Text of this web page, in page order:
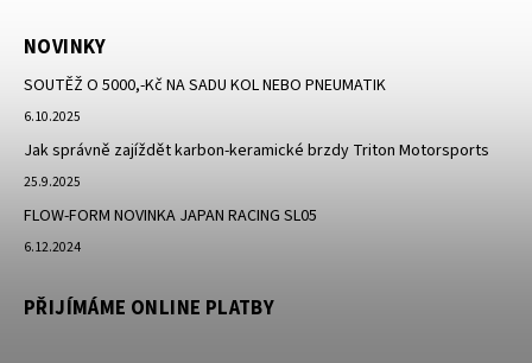
NOVINKY
SOUTĚŽ O 5000,-Kč NA SADU KOL NEBO PNEUMATIK
6.10.2025
Jak správně zajíždět karbon-keramické brzdy Triton Motorsports
25.9.2025
FLOW-FORM NOVINKA JAPAN RACING SL05
6.12.2024
PŘIJÍMÁME ONLINE PLATBY